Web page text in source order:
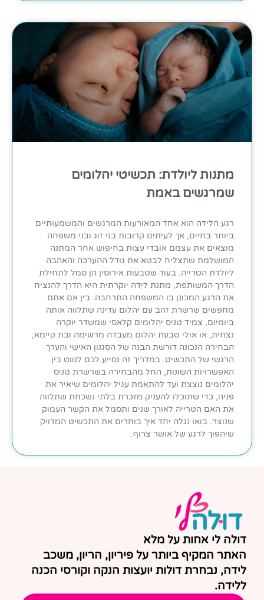
מתנות ליולדת: תכשיטי יהלומים
שמרגשים באמת
רגע הלידה הוא אחד המאורעות המרגשים והמשמעותיים
ביותר בחיים, אך לעיתים קרובות בני זוג ובני משפחה
מוצאים את עצמם אובדי עצות בחיפוש אחר המתנה
המושלמת שתצליח לבטא את גודל ההערכה והאהבה
ליולדת הטרייה. בעוד שטבעות אירוסין הן סמל לתחילת
הדרך המשותפת, מתנת לידה יוקרתית היא הדרך להנציח
את הרגע המכונן בו המשפחה התרחבה. בין אם אתם
מחפשים שרשרת זהב עם יהלום עדינה שתלווה אותה
ביומיום, צמיד טניס יהלומים קלאסי שמשדר יוקרה
נצחית, או אולי טבעת יהלום מעבדה מרשימה ובת קיימא,
הבחירה הנכונה דורשת הבנה של הסגנון האישי והערך
הרגשי של התכשיט. במדריך זה נסייע לכם לנווט בין
האפשרויות השונות, החל מהבחירה בשרשרת טניס
יהלומים נוצצת ועד להתאמת עגיל יהלומים שיאיר את
פניה, כדי שתוכלו להעניק מזכרת בלתי נשכחת שתלווה
את האם הטרייה לאורך שנים ותסמל את הקשר העמוק
שנוצר. בואו נגלה יחד איך בוחרים את התכשיט המדויק
שיהפוך לרגע של אושר צרוף.
דולה לי אחות על מלא
האתר המקיף ביותר על פיריון, הריון, משכב
לידה, נבחרת דולות יועצות הנקה וקורסי הכנה
ללידה.